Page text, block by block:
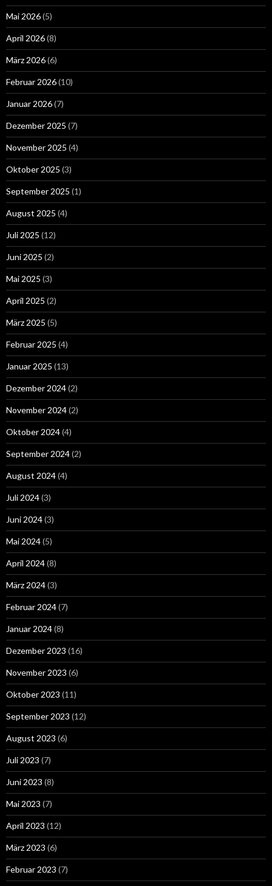
Mai 2026(5)
April 2026(8)
März 2026(6)
Februar 2026(10)
Januar 2026(7)
Dezember 2025 (7)
November 2025 (4)
Oktober 2025 (3)
September 2025 (1)
August 2025 (4)
Juli 2025 (12)
Juni 2025 (2)
Mai 2025 (3)
April 2025 (2)
März 2025 (5)
Februar 2025 (4)
Januar 2025 (13)
Dezember 2024(2)
November 2024(2)
Oktober 2024(4)
September 2024(2)
August 2024(4)
Juli 2024(3)
Juni 2024(3)
Mai 2024(5)
April 2024(8)
März 2024(3)
Februar 2024(7)
Januar 2024(8)
Dezember 2023 (16)
November 2023 (6)
Oktober 2023 (11)
September 2023 (12)
August 2023 (6)
Juli 2023 (7)
Juni 2023 (8)
Mai 2023 (7)
April 2023 (12)
März 2023 (6)
Februar 2023 (7)